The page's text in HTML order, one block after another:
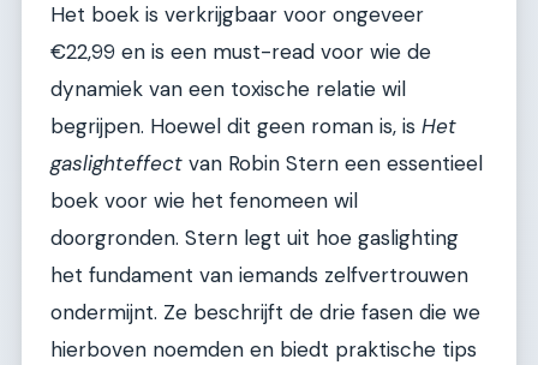
Het boek is verkrijgbaar voor ongeveer
€22,99 en is een must-read voor wie de
dynamiek van een toxische relatie wil
begrijpen. Hoewel dit geen roman is, is Het
gaslighteffect van Robin Stern een essentieel
boek voor wie het fenomeen wil
doorgronden. Stern legt uit hoe gaslighting
het fundament van iemands zelfvertrouwen
ondermijnt. Ze beschrijft de drie fasen die we
hierboven noemden en biedt praktische tips